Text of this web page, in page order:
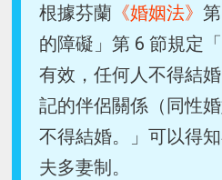
根據芬蘭 《婚姻法》
的障礙」第 6 節規定
有效，任何人不得結
記的伴侶關係（同性
不得結婚。」可以得
夫多妻制。